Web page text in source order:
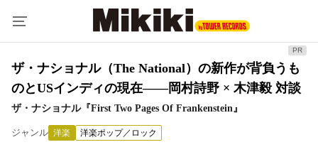
ザ・ナショナル（The National）の新作が背負うも
のとUSインディの現在――岡村詩野 × 木津毅 対談
ザ・ナショナル『First Two Pages Of Frankenstein』
ジャンル 洋楽 洋楽ポップ／ロック